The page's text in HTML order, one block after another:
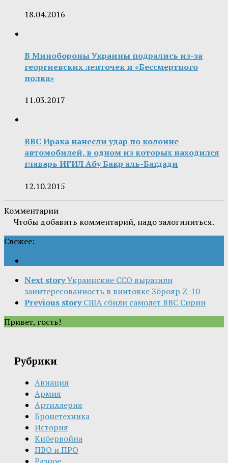
18.04.2016
В Минобороны Украины подрались из-за
георгиевских ленточек и «Бессмертного
полка»
11.03.2017
ВВС Ирака нанесли удар по колонне
автомобилей, в одном из которых находился
главарь ИГИЛ Абу Бакр аль-Багдади
12.10.2015
Комментарии
Чтобы добавить комментарий, надо залогиниться.
Свежее:
Next storyУкраинские ССО выразили
заинтересованность в винтовке Зброяр Z-10
Previous story США сбили самолет ВВС Сирии
Привет, гость!
Рубрики
Авиация
Армия
Артиллерия
Бронетехника
История
Кибервойна
ПВО и ПРО